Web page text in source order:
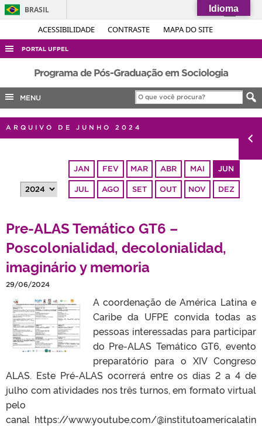
ACESSIBILIDADE CONTRASTE MAPA DO SITE
BRASIL
Simplifique!
Acesso à informação
Legislação
Canais
PORTAL UFPEL
ACESSO À INFORMAÇÃO
AUDITORIA
COBALTO
CONCURSOS
OUVIDORIA
TELEFONES
Programa de Pós-Graduação em Sociologia
MENU
ARQUIVO DE JUNHO 2024
JAN FEV MAR ABR MAI JUN
JUL AGO SET OUT NOV DEZ
Pre-ALAS Temático GT6 –
Poscolonialidad, decolonialidad,
imaginário y memoria
29/06/2024
A coordenação de América Latina e
Caribe da UFPE convida todas as
pessoas interessadas para participar
do Pre-ALAS Temático GT6, evento
preparatório para o XIV Congreso
ALAS. Este Pré-ALAS ocorrerá entre os dias 2 a 4 de
julho com atividades nos três turnos, em formato virtual
pelo
canal https://www.youtube.com/@institutoamericalatin
Idioma